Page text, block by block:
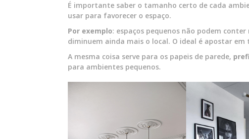
É importante saber o tamanho certo de cada
usar para favorecer o espaço.
Por exemplo: espaços pequenos não podem
diminuem ainda mais o local. O ideal é apostar
A mesma coisa serve para os papeis de parede,
para ambientes pequenos.